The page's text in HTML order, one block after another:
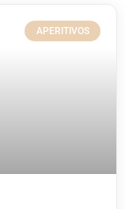
APERITIVOS